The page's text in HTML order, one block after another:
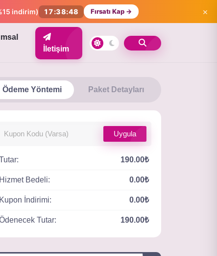
indirim) 17:38:48 Fırsatı Kap → ×
İletişim
Ödeme Yöntemi Paket Detayları
Uygula
190.00₺
Hizmet Bedeli: 0.00₺
Kupon İndirimi: 0.00₺
Tutar: 190.00₺